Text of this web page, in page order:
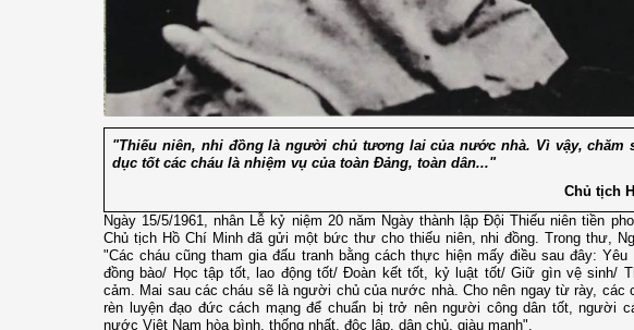
"Thiếu niên, nhi đồng là người chủ tương lai của nước nhà. Vì vậy, chăm
dục tốt các cháu là nhiệm vụ của toàn Đảng, toàn dân..."
Chủ tịch
Ngày 15/5/1961, nhân Lễ kỷ niệm 20 năm Ngày thành lập Đội Thiếu niên tiền
Chủ tịch Hồ Chí Minh đã gửi một bức thư cho thiếu niên, nhi đồng. Trong thư,
"Các cháu cũng tham gia đấu tranh bằng cách thực hiện mấy điều sau đây: Yêu
đồng bào/ Học tập tốt, lao động tốt/ Đoàn kết tốt, kỷ luật tốt/ Giữ gìn vệ sinh/
cảm. Mai sau các cháu sẽ là người chủ của nước nhà. Cho nên ngay từ rày, các
rèn luyện đạo đức cách mạng để chuẩn bị trở nên người công dân tốt, người
nước Việt Nam hòa bình, thống nhất, độc lập, dân chủ, giàu mạnh".